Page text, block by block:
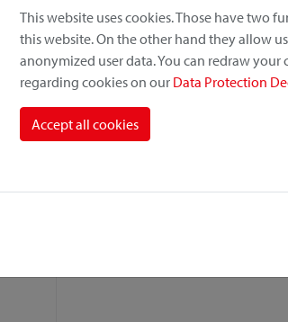
This website uses cookies. Those have two
this website. On the other hand they allow
anonymized user data. You can redraw
regarding cookies on our Data Protection
Accept all cookies